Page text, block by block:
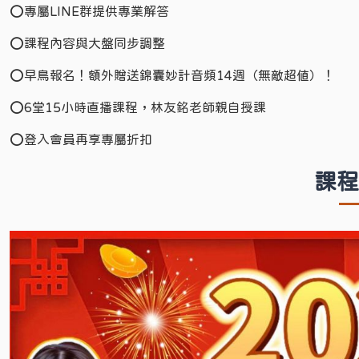
⭕️專屬LINE群提供專業解答
⭕️課程內容與大盤同步調整
⭕️早鳥報名！額外贈送錦囊妙計音頻14週（無敵超值）！
⭕️6堂15小時直播課程，林友銘老師親自授課
⭕️登入會員再享專屬折扣
課